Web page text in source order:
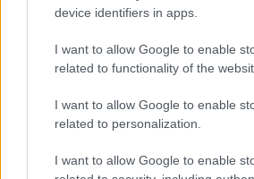
device identifiers in apps.
I want to allow Google to enable
related to functionality of the
I want to allow Google to enable
related to personalization.
I want to allow Google to enable
για λύτρα, αποφάσισαν στις
χρονιάς να ενώσουν τις
ανατρέψουν τον τότε de
Νέος πρωθυπουργός, ο
υποσχόμενος να